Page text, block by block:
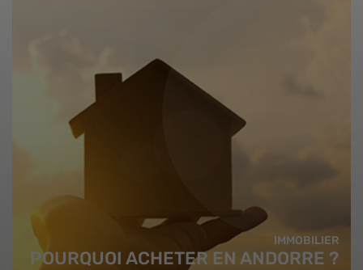
IMMOBILIER
POURQUOI ACHETER EN ANDORRE ?